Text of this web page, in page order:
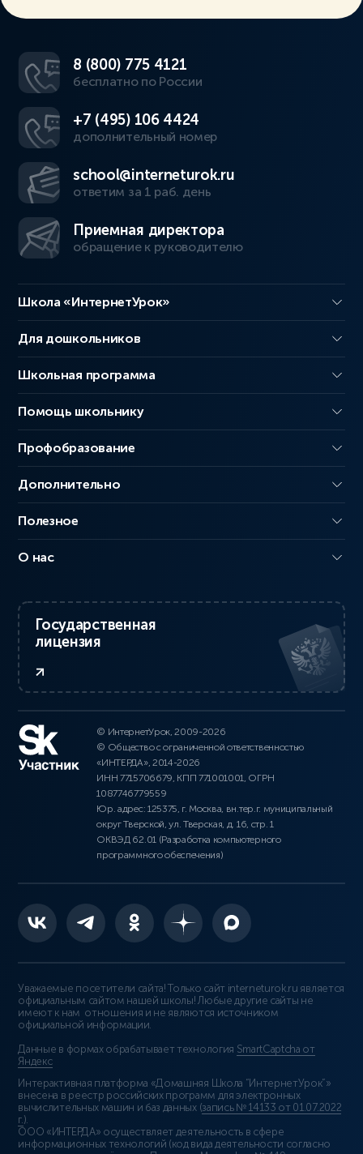
8 (800) 775 4121
бесплатно по России
+7 (495) 106 4424
дополнительный номер
school@interneturok.ru
ответим за 1 раб. день
Приемная директора
обращение к руководителю
Школа «ИнтернетУрок»
Для дошкольников
Школьная программа
Помощь школьнику
Профобразование
Дополнительно
Полезное
О нас
Государственная
лицензия
© ИнтернетУрок, 2009-2026
© Общество с ограниченной ответственностью
«ИНТЕРДА», 2014-2026
ИНН 7715706679, КПП 771001001, ОГРН
1087746779559
Юр. адрес: 125375, г. Москва, вн.тер.г. муниципальный
округ Тверской, ул. Тверская, д. 16, стр. 1
ОКВЭД 62.01 (Разработка компьютерного
программного обеспечения)
Уважаемые посетители сайта! Только сайт interneturok.ru является
официальным сайтом нашей школы! Любые другие сайты не
имеют к нам отношения и не являются источником
официальной информации.
Данные в формах обрабатывает технология SmartCaptcha от
Яндекс
Интерактивная платформа «Домашняя Школа “ИнтернетУрок”»
внесена в реестр российских программ для электронных
вычислительных машин и баз данных (запись № 14133 от 01.07.2022
г.).
ООО «ИНТЕРДА» осуществляет деятельность в сфере
информационных технологий (код вида деятельности согласно